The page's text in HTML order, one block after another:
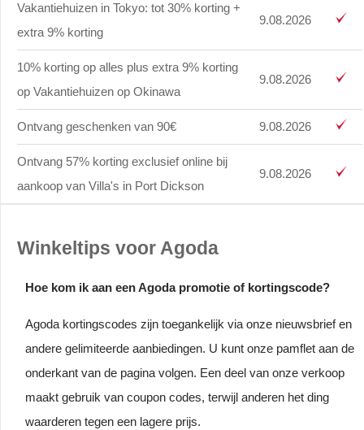
Vakantiehuizen in Tokyo: tot 30% korting +
extra 9% korting
9.08.2026
10% korting op alles plus extra 9% korting
op Vakantiehuizen op Okinawa
9.08.2026
Ontvang geschenken van 90€ 9.08.2026
Ontvang 57% korting exclusief online bij
aankoop van Villa's in Port Dickson
9.08.2026
Winkeltips voor Agoda
Hoe kom ik aan een Agoda promotie of kortingscode?
Agoda kortingscodes zijn toegankelijk via onze nieuwsbrief en
andere gelimiteerde aanbiedingen. U kunt onze pamflet aan de
onderkant van de pagina volgen. Een deel van onze verkoop
maakt gebruik van coupon codes, terwijl anderen het ding
waarderen tegen een lagere prijs.